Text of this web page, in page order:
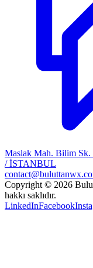
Maslak Mah. Bilim Sk.
/ İSTANBUL
Copyright © 2026
hakkı saklıdır.
LinkedInFacebook